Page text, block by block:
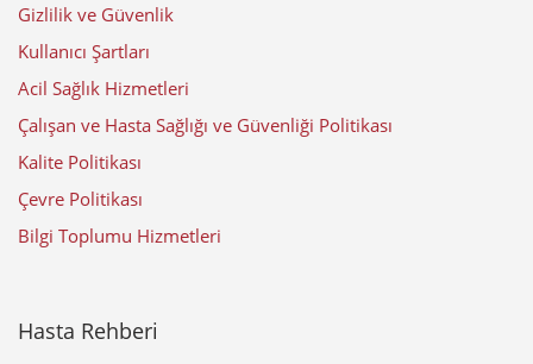
Gizlilik ve Güvenlik
Kullanıcı Şartları
Acil Sağlık Hizmetleri
Çalışan ve Hasta Sağlığı ve Güvenliği Politikası
Kalite Politikası
Çevre Politikası
Bilgi Toplumu Hizmetleri
Hasta Rehberi